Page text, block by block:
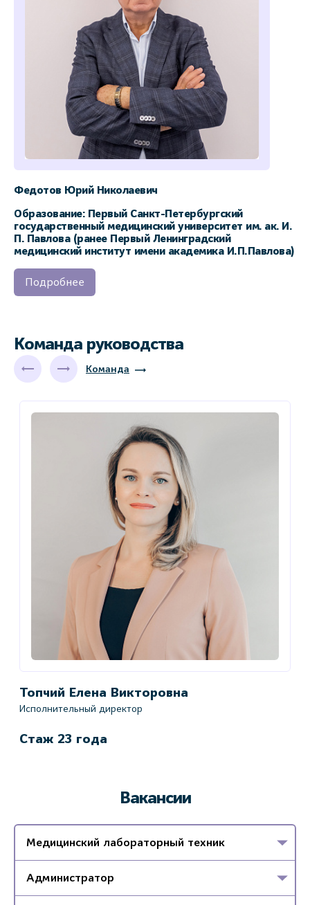
Федотов Юрий Николаевич
Образование: Первый Санкт-Петербургский
государственный медицинский университет им. ак. И.
П. Павлова (ранее Первый Ленинградский
медицинский институт имени академика И.П.Павлова)
Подробнее
Команда руководства
Команда
Топчий Елена Викторовна
Исполнительный директор
Стаж 23 года
Вакансии
Медицинский лабораторный техник
Администратор